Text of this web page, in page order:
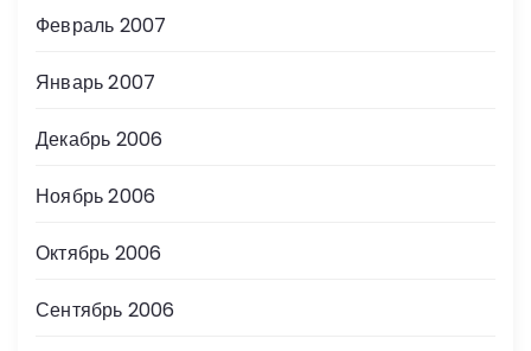
Февраль 2007
Январь 2007
Декабрь 2006
Ноябрь 2006
Октябрь 2006
Сентябрь 2006